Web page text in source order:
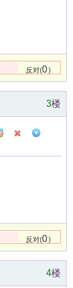
反对(0)
3楼
反对(0)
4楼